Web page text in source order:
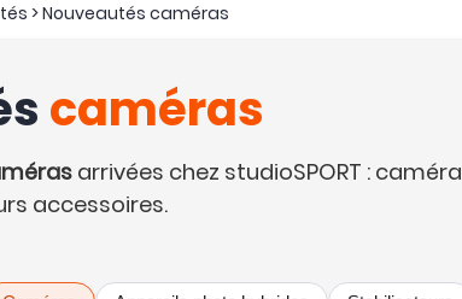
>Nouveautés caméras
caméras
arrivées chez studioSPORT :
accessoires.